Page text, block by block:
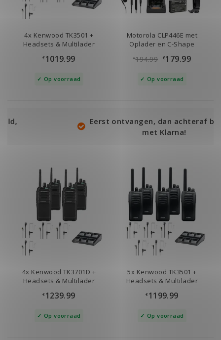
4x Kenwood TK3501 +
Headsets & Multilader
€1019.99
Op voorraad
Motorola CLP446E met
Oplader en C-Shape
€194.99 €179.99
Op voorraad
Eerst ontvangen, dan achteraf betalen
4x Kenwood TK3701D +
Headsets & Multilader
€1239.99
Op voorraad
5x Kenwood TK3501 +
Headsets & Multilader
€1199.99
Op voorraad